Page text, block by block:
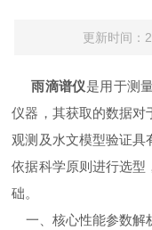
更新时间
雨滴谱仪是用于测
仪器，其获取的数据对
观测及水文模型验证具
依据科学原则进行选型
础。
一、核心性能参数解